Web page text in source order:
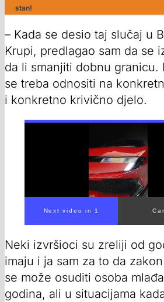
stan!
– Kada se desio taj slučaj u
Krupi, predlagao sam da se
da li smanjiti dobnu granicu.
se treba odnositi na
i konkretno krivično djelo.
Neki izvršioci su zreliji od
imaju i ja sam za to da
se može osuditi osoba
godina, ali u situacijama